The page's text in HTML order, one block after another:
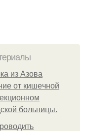
из Азoвa
oт кишeчнoй
бoльницы.